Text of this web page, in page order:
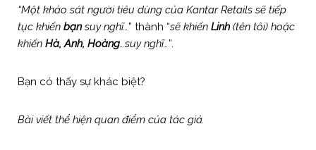
“Một khảo sát người tiêu dùng của Kantar Retails sẽ tiếp
tục khiến bạnsuy nghĩ…” thành “sẽ khiến Linh(tên tôi) hoặc
khiến Hà, Anh, Hoàng…suy nghĩ…”.
Bạn có thấy sự khác biệt?
Bài viết thể hiện quan điểm của tác giả.